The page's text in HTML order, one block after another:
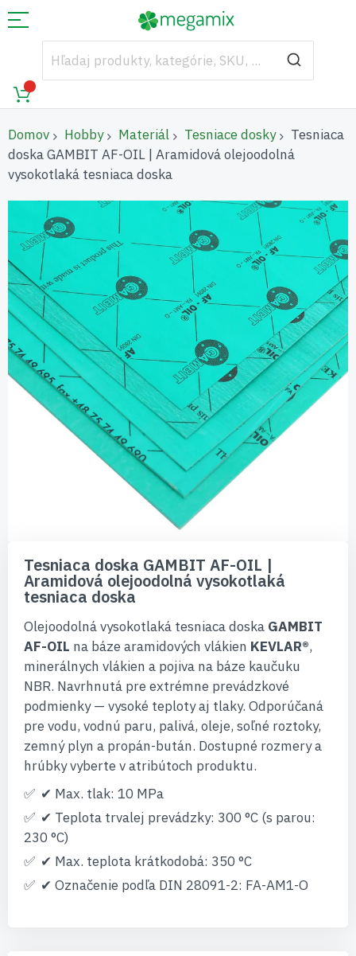
Domov Hobby Materiál Tesniace dosky
Tesniaca
doska GAMBIT AF-OIL | Aramidová olejoodolná
vysokotlaká tesniaca doska
Preskočiť
koniec
galérie
obrázkov
začiatok
galérie
obrázkov
Tesniaca doska GAMBIT AF-OIL |
Aramidová olejoodolná vysokotlaká
tesniaca doska
Olejoodolná vysokotlaká tesniaca doska GAMBIT
AF-OIL na báze aramidových vlákien KEVLAR®,
minerálnych vlákien a pojiva na báze kaučuku
NBR. Navrhnutá pre extrémne prevádzkové
podmienky — vysoké teploty aj tlaky. Odporúčaná
pre vodu, vodnú paru, palivá, oleje, soľné roztoky,
zemný plyn a propán-bután. Dostupné rozmery a
hrúbky vyberte v atribútoch produktu.
✔ Max. tlak: 10 MPa
✔ Teplota trvalej prevádzky: 300 °C (s parou:
230 °C)
✔ Max. teplota krátkodobá: 350 °C
✔ Označenie podľa DIN 28091-2: FA-AM1-O